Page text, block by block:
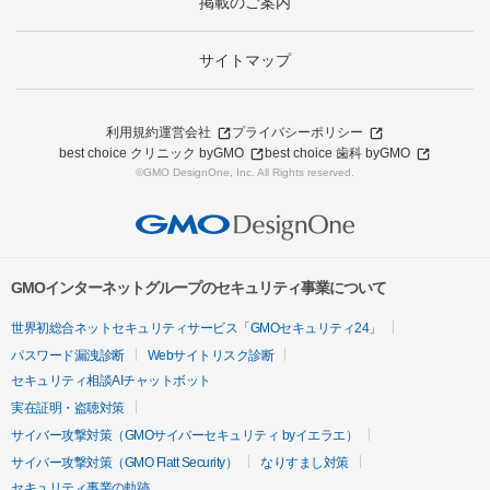
サイトマップ
利用規約運営会社
プライバシーポリシー
best choice クリニック byGMO
best choice 歯科 byGMO
©GMO DesignOne, Inc. All Rights reserved.
GMOインターネットグループのセキュリティ事業について
世界初総合ネットセキュリティサービス「GMOセキュリティ24」
パスワード漏洩診断
Webサイトリスク診断
セキュリティ相談AIチャットボット
実在証明・盗聴対策
サイバー攻撃対策（GMOサイバーセキュリティ byイエラエ）
サイバー攻撃対策（GMO Flatt Security）
なりすまし対策